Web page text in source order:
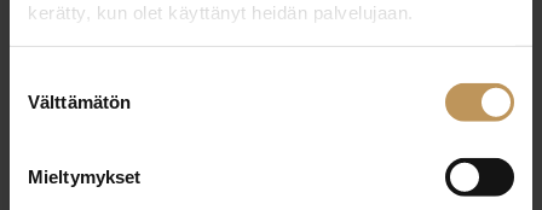
kerätty, kun olet käyttänyt heidän palvelujaan.
valinta
Välttämätön
Mieltymykset